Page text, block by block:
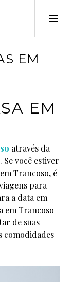
EM
EM
através da
você estiver
Trancoso, é
para
a data em
em Trancoso
de suas
comodidades